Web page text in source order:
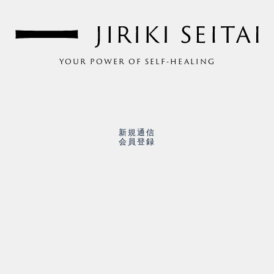
YOUR POWER OF SELF-HEALING
新規通信
会員登録